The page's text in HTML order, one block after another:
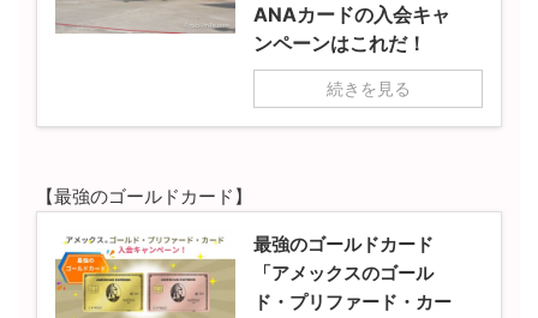
ANAカードの入会キャ
ンペーンはこれだ！
続きを見る
【最強のゴールドカード】
最強のゴールドカード
「アメックスのゴール
ド・プリファード・カー